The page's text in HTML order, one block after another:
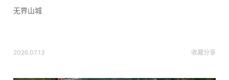
无界山城
2026.07.13 收藏分享